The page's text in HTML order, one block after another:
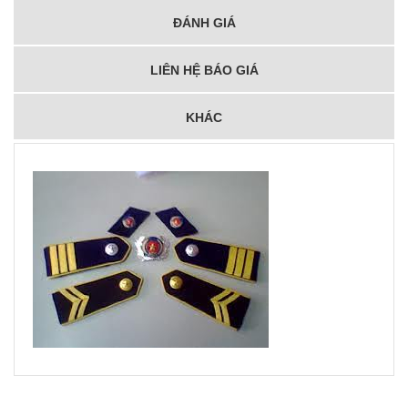
ĐÁNH GIÁ
LIÊN HỆ BÁO GIÁ
KHÁC